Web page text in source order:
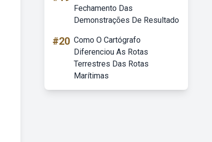
Fechamento Das
Demonstrações De Resultado
#20 Como O Cartógrafo
Diferenciou As Rotas
Terrestres Das Rotas
Marítimas